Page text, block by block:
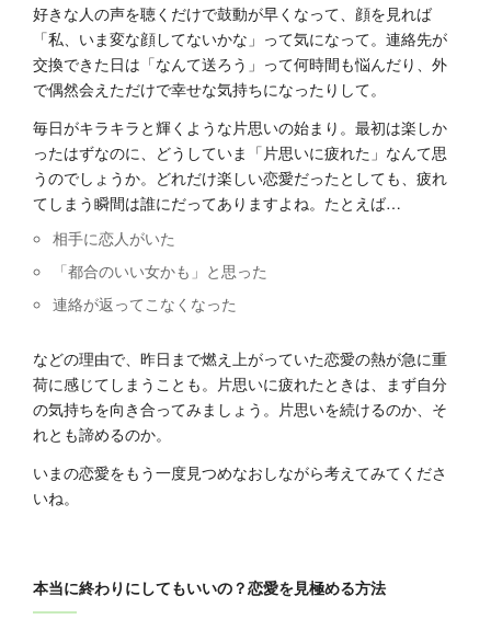
好きな人の声を聴くだけで鼓動が早くなって、顔を見れば
「私、いま変な顔してないかな」って気になって。連絡先が
交換できた日は「なんて送ろう」って何時間も悩んだり、外
で偶然会えただけで幸せな気持ちになったりして。
毎日がキラキラと輝くような片思いの始まり。最初は楽しか
ったはずなのに、どうしていま「片思いに疲れた」なんて思
うのでしょうか。どれだけ楽しい恋愛だったとしても、疲れ
てしまう瞬間は誰にだってありますよね。たとえば…
相手に恋人がいた
「都合のいい女かも」と思った
連絡が返ってこなくなった
などの理由で、昨日まで燃え上がっていた恋愛の熱が急に重
荷に感じてしまうことも。片思いに疲れたときは、まず自分
の気持ちを向き合ってみましょう。片思いを続けるのか、そ
れとも諦めるのか。
いまの恋愛をもう一度見つめなおしながら考えてみてくださ
いね。
本当に終わりにしてもいいの？恋愛を見極める方法